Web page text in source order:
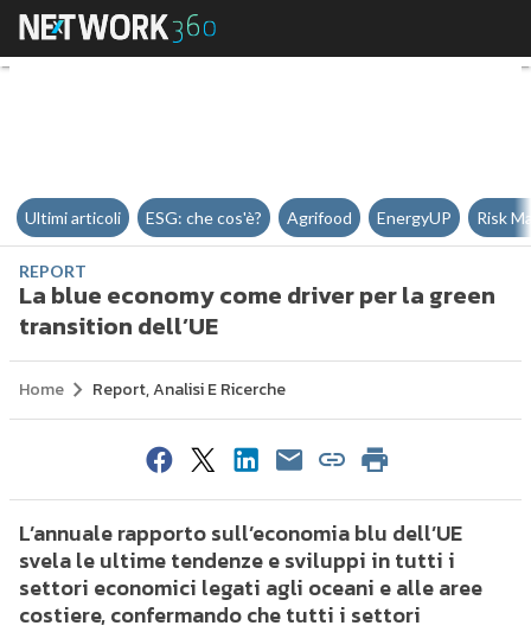
La blue economy come driver
Ultimi articoli ESG: che cos'è? Agrifood EnergyUP Risk
REPORT
La blue economy come driver per la green
transition dell’UE
Home Report, Analisi E Ricerche
L’annuale rapporto sull’economia blu dell’UE
svela le ultime tendenze e sviluppi in tutti i
settori economici legati agli oceani e alle aree
costiere, confermando che tutti i settori